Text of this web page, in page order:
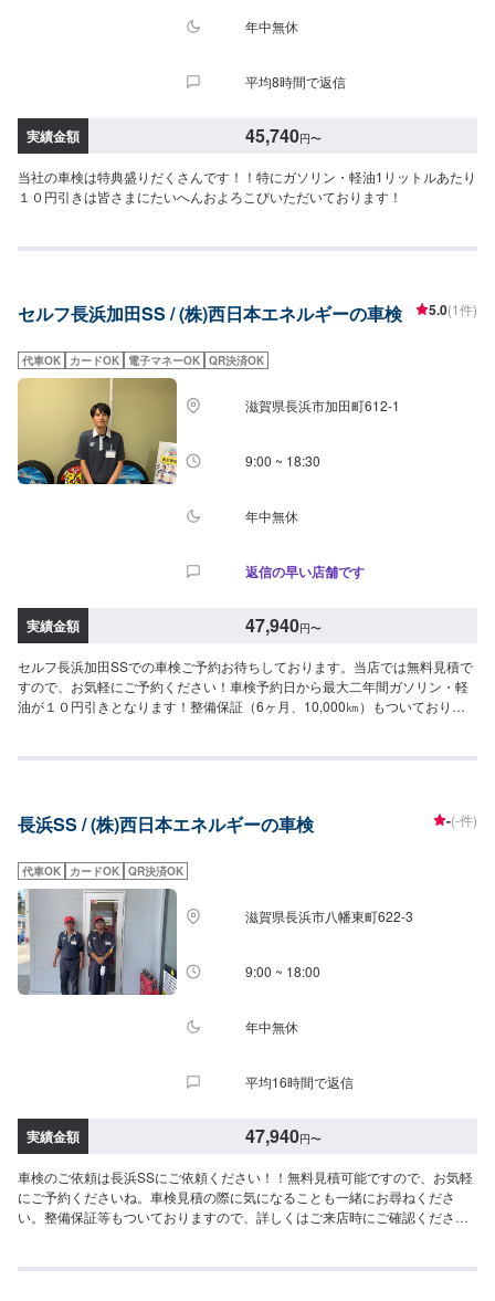
まで一例です（グレード等によっては一つ上の価格である場合がございま
年中無休
平均8時間で返信
実績金額 45,740円〜
当社の車検は特典盛りだくさんです！！特にガソリン・軽油1リットルあたり
１０円引きは皆さまにたいへんおよろこびいただいております！
セルフ長浜加田SS / (株)西日本エネルギーの車検 5.0(1件)
代車OK カードOK 電子マネーOK QR決済OK
滋賀県長浜市加田町612-1
9:00 ~ 18:30
年中無休
返信の早い店舗です
実績金額 47,940円〜
セルフ長浜加田SSでの車検ご予約お待ちしております。当店では無料見積で
すので、お気軽にご予約ください！車検予約日から最大二年間ガソリン・軽
油が１０円引きとなります！整備保証（6ヶ月、10,000㎞）もついておりま
リピーター割引で2,000円引き車検のご予約で…▶︎（最大半年間）ガソリン・
ト※[特典２]ボックスティッシュ１０箱[特典３]はっ水洗車無料実施（外装の
回分）※一般価格よりの値引きとなります。≪車検価格≫-軽自動車-ー（ウェ
イク,ライフなど）車検基本料22,000円各種法定料金合計25,940円---------------
--------------------------→[合計]47,940円-小型自動車(〜1,000kg)-ー（コルト,ミラ
ジーノなど）車検基本料22,000円各種法定料金合計35,850円----------------------
-------------------→[合計]57,850円-中型自動車(1,001〜1,500kg)-ー（シエンタ,
ヴェゼルなど）車検基本料22,000円各種法定料金合計44,050円-------------------
----------------------→[合計]66,050円-大型自動車(1,501〜2,000kg)-ー（レクサス
------------------------→[合計]74,250円≪注意事項≫・記載してある車種はあくま
換等が必要な場合は、別途費用がかかります・4WDは＋4,400円
長浜SS / (株)西日本エネルギーの車検 -(-件)
代車OK カードOK QR決済OK
滋賀県長浜市八幡東町622-3
9:00 ~ 18:00
年中無休
平均16時間で返信
実績金額 47,940円〜
車検のご依頼は長浜SSにご依頼ください！！無料見積可能ですので、お気軽
にご予約くださいね。車検見積の際に気になることも一緒にお尋ねくださ
い。整備保証等もついておりますので、詳しくはご来店時にご確認くださ
ン・軽油[１０円／L]引き※◇車検実施で最大15,000円相当の特典プレゼン